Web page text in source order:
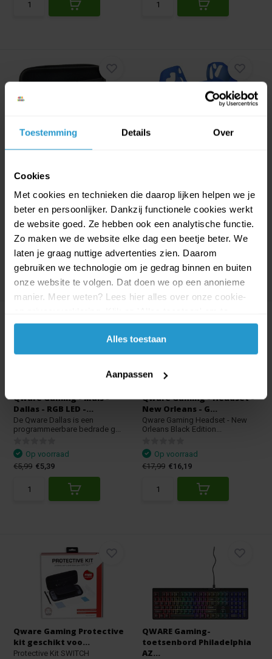
Toestemming Details Over
Cookies
Met cookies en technieken die daarop lijken helpen we je
beter en persoonlijker. Dankzij functionele cookies werkt
de website goed. Ze hebben ook een analytische functie.
Zo maken we de website elke dag een beetje beter. We
laten je graag nuttige advertenties zien. Daarom
gebruiken we technologie om je gedrag binnen en buiten
onze website te volgen. Dat doen we op een anonieme
manier. Meer weten? Lees hier alles over onze cookie-
accepteren.
Alles toestaan
Aanpassen
Qware Gaming Accessories
accessoires pakket is d...
Op voorraad
€4,99
€4,49
Bescherm je Pl...
Op voorraad
€3,99
€3,59
Qware Gaming - Muis -
Dallas - RGB LED -...
De Qware Dallas is een
programmeerbare bedrade g...
Op voorraad
€5,99 €5,39
Qware Gaming - Headset -
New Orleans - G...
Qware Gaming Headset - New
Orleans Black Edition...
Op voorraad
€17,99 €16,19
Qware Gaming Protective
kit geschikt voo...
Protective Kit SWITCH
QWARE Gaming-
toetsenbord Philadelphia
AZ...